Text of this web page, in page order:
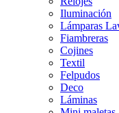
Iluminación
Lámparas
Fiambreras
Cojines
Textil
Felpudos
Deco
Láminas